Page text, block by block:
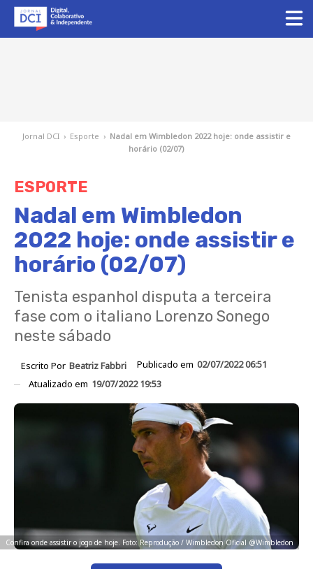
Jornal DCI › Esporte › Nadal em Wimbledon 2022 hoje: onde assistir e
horário (02/07)
ESPORTE
Nadal em Wimbledon
2022 hoje: onde assistir e
horário (02/07)
Tenista espanhol disputa a terceira
fase com o italiano Lorenzo Sonego
neste sábado
Escrito Por Beatriz Fabbri Publicado em 02/07/2022 06:51
Atualizado em 19/07/2022 19:53
Confira onde assistir o jogo de hoje. Foto: Reprodução / Wimbledon Oficial @Wimbledon